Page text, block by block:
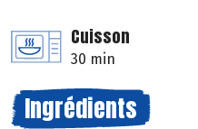
Cuisson
30 min
Ingrédients